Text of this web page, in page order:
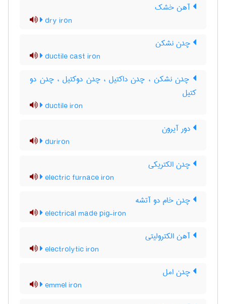
آهن خشک
dry iron
چدن نشکن
ductile cast iron
چدن نشکن ، چدن داکتیل ، چدن دوکتیل ، چدن دو
کتیل
ductile iron
دور آیرون
duriron
چدن الکتریکی
electric furnace iron
چدن خام دو آتشه
electrical made pig-iron
آهن الکترولیتی
electrolytic iron
چدن امل
emmel iron